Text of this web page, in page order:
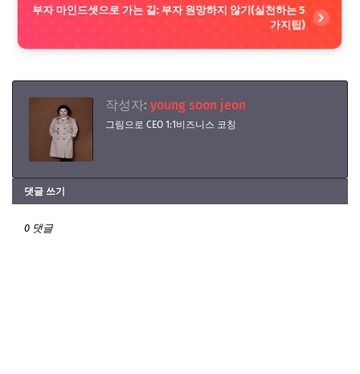
부자 마인드셋으로 가는 길: 부자 원망하지 않기(실천하는 5
가지팁)
작성자: young soon jeon
그림으로 CEO 1:1비즈니스 코칭
댓글 쓰기
0 댓글